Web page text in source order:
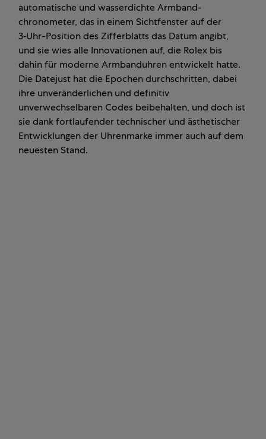
automatische und wasserdichte Armband­
chronometer, das in einem Sichtfenster auf der
3‑Uhr-Position des Zifferblatts das Datum angibt,
und sie wies alle Innovationen auf, die Rolex bis
dahin für moderne Armbanduhren entwickelt hatte.
Die Datejust hat die Epochen durchschritten, dabei
ihre unveränderlichen und definitiv
unverwechselbaren Codes beibehalten, und doch ist
sie dank fortlaufender technischer und ästhetischer
Entwicklungen der Uhrenmarke immer auch auf dem
neuesten Stand.